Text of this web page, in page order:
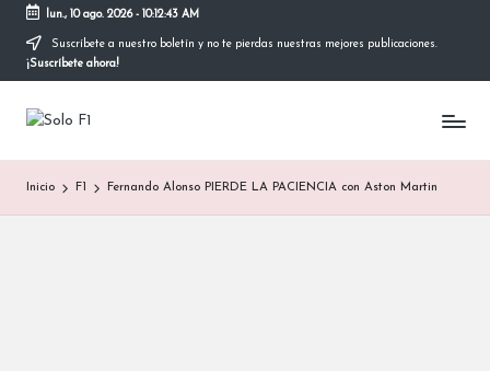
Saltar
lun., 10 ago. 2026- 10:12:43 AM
Suscríbete a nuestro boletín y no te pierdas nuestras mejores publicaciones.
¡Suscríbete ahora!
S
o
Para
la
F1
Inicio F1 Fernando Alonso PIERDE LA PACIENCIA con Aston Martin